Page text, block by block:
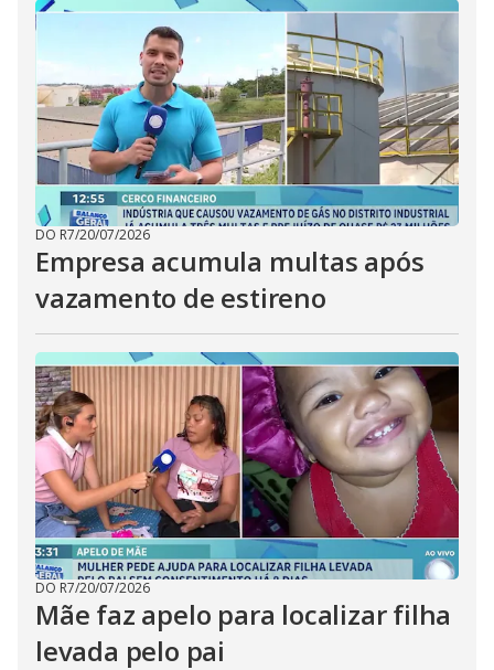
DO R7/20/07/2026
Empresa acumula multas após
vazamento de estireno
DO R7/20/07/2026
Mãe faz apelo para localizar filha
levada pelo pai